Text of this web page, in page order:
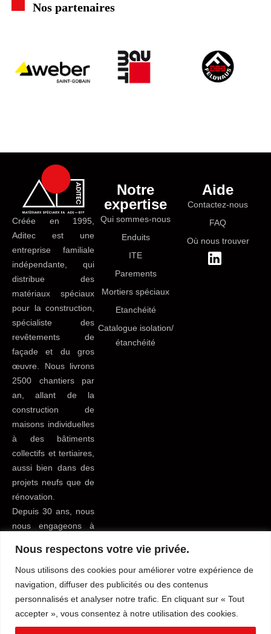
Nous respectons votre vie privée.
Nous utilisons des cookies pour améliorer votre expérience de
navigation, diffuser des publicités ou des contenus
personnalisés et analyser notre trafic. En cliquant sur « Tout
accepter », vous consentez à notre utilisation des cookies.
Nos partenaires
Créée en 1995,
Aditec est une
entreprise familiale
indépendante, qui
distribue des
matériaux spéciaux
pour la construction,
spécialiste des
revêtements de
façade et du gros
œuvre. Nous livrons
2500 chantiers par
an, allant de la
construction de
maisons individuelles
à des bâtiments
collectifs et tertiaires,
aussi bien dans des
projets neufs que de
rénovation.
Depuis 30 ans, nous
nous engageons à
service possible à
tous nos clients du
bâtiment pour leur
faciliter la vie.
Notre
expertise
Qui sommes-nous
Enduits
ITE
Parements
Mortiers spéciaux
Etanchéité
Catalogue isolation/
étanchéité
Aide
Contactez-nous
FAQ
Où nous trouver